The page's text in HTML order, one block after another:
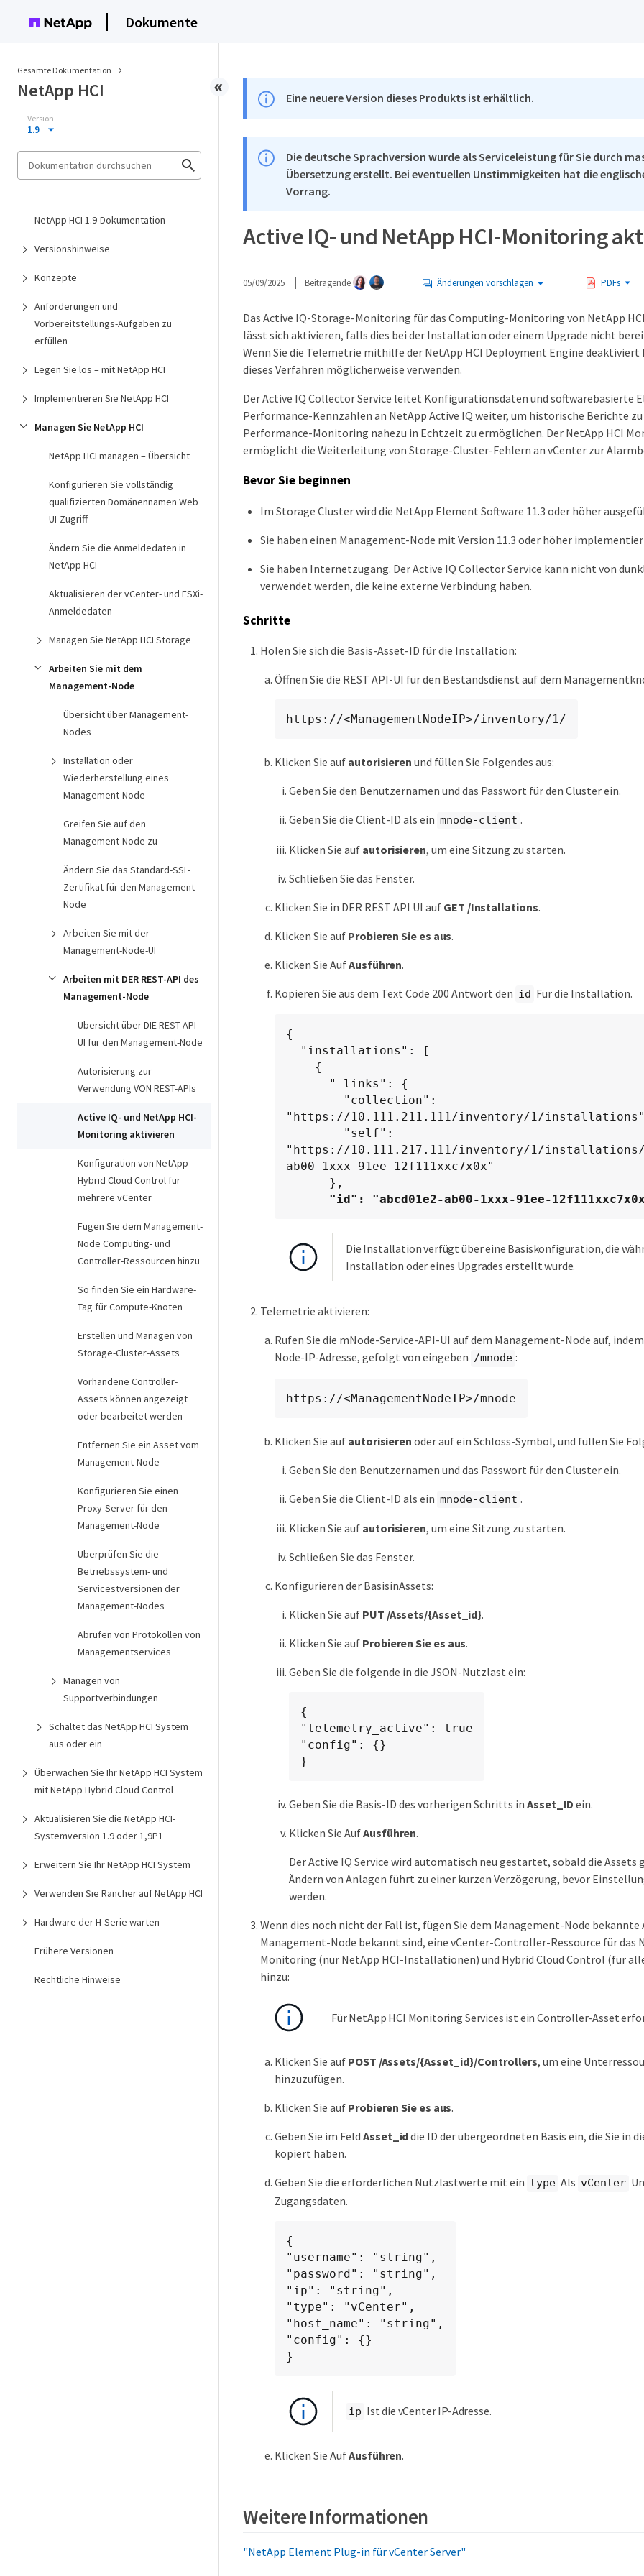
Dokumente
Gesamte Dokumentation
NetApp HCI
Version
1.9
NetApp HCI 1.9-Dokumentation
Versionshinweise
Konzepte
Anforderungen und
Vorbereitstellungs-Aufgaben zu
erfüllen
Legen Sie los – mit NetApp HCI
Implementieren Sie NetApp HCI
Managen Sie NetApp HCI
NetApp HCI managen – Übersicht
Konfigurieren Sie vollständig
qualifizierten Domänennamen Web
UI-Zugriff
Ändern Sie die Anmeldedaten in
NetApp HCI
Aktualisieren der vCenter- und ESXi-
Anmeldedaten
Managen Sie NetApp HCI Storage
Arbeiten Sie mit dem
Management-Node
Übersicht über Management-
Nodes
Installation oder
Wiederherstellung eines
Management-Node
Greifen Sie auf den
Management-Node zu
Ändern Sie das Standard-SSL-
Zertifikat für den Management-
Node
Arbeiten Sie mit der
Management-Node-UI
Arbeiten mit DER REST-API des
Management-Node
Übersicht über DIE REST-API-
UI für den Management-Node
Autorisierung zur
Verwendung VON REST-APIs
Active IQ- und NetApp HCI-
Monitoring aktivieren
Konfiguration von NetApp
Hybrid Cloud Control für
mehrere vCenter
Fügen Sie dem Management-
Node Computing- und
Controller-Ressourcen hinzu
So finden Sie ein Hardware-
Tag für Compute-Knoten
Erstellen und Managen von
Storage-Cluster-Assets
Vorhandene Controller-
Assets können angezeigt
oder bearbeitet werden
Entfernen Sie ein Asset vom
Management-Node
Konfigurieren Sie einen
Proxy-Server für den
Management-Node
Überprüfen Sie die
Betriebssystem- und
Servicestversionen der
Management-Nodes
Abrufen von Protokollen von
Managementservices
Managen von
Supportverbindungen
Schaltet das NetApp HCI System
aus oder ein
Überwachen Sie Ihr NetApp HCI System
mit NetApp Hybrid Cloud Control
Aktualisieren Sie die NetApp HCI-
Systemversion 1.9 oder 1,9P1
Erweitern Sie Ihr NetApp HCI System
Verwenden Sie Rancher auf NetApp HCI
Hardware der H-Serie warten
Frühere Versionen
Rechtliche Hinweise
Eine neuere Version dieses Produkts ist erhältlich.
Die deutsche Sprachversion wurde als Serviceleistung für Sie durch
Übersetzung erstellt. Bei eventuellen Unstimmigkeiten hat die
Vorrang.
Active IQ- und NetApp HCI-Monitoring
05/09/2025 Beitragende Änderungen vorschlagen PDFs
Das Active IQ-Storage-Monitoring für das Computing-Monitoring von NetApp
lässt sich aktivieren, falls dies bei der Installation oder einem Upgrade nicht
Wenn Sie die Telemetrie mithilfe der NetApp HCI Deployment Engine deaktiviert
dieses Verfahren möglicherweise verwenden.
Der Active IQ Collector Service leitet Konfigurationsdaten und softwarebasierte
Performance-Kennzahlen an NetApp Active IQ weiter, um historische Berichte
Performance-Monitoring nahezu in Echtzeit zu ermöglichen. Der NetApp HCI
ermöglicht die Weiterleitung von Storage-Cluster-Fehlern an vCenter zur
Bevor Sie beginnen
Im Storage Cluster wird die NetApp Element Software 11.3 oder höher
Sie haben einen Management-Node mit Version 11.3 oder höher
Sie haben Internetzugang. Der Active IQ Collector Service kann nicht von
verwendet werden, die keine externe Verbindung haben.
Schritte
Holen Sie sich die Basis-Asset-ID für die Installation:
Öffnen Sie die REST API-UI für den Bestandsdienst auf dem
https://<ManagementNodeIP>/inventory/1/
Klicken Sie auf autorisieren und füllen Sie Folgendes aus:
Geben Sie den Benutzernamen und das Passwort für den Cluster ein.
Geben Sie die Client-ID als ein mnode-client .
Klicken Sie auf autorisieren, um eine Sitzung zu starten.
Schließen Sie das Fenster.
Klicken Sie in DER REST API UI auf GET ​/Installations.
Klicken Sie auf Probieren Sie es aus.
Klicken Sie AufAusführen.
Kopieren Sie aus dem Text Code 200 Antwort den id Für die Installation.
{
"https://10.111.211.111/inventory/1/
"https://10.111.217.111/inventory/1/installations/
ab00-1xxx-91ee-12f111xxc7x0x"
"id": "abcd01e2-ab00-1xxx-91ee-
Die Installation verfügt über eine Basiskonfiguration, die
Installation oder eines Upgrades erstellt wurde.
Telemetrie aktivieren:
Rufen Sie die mNode-Service-API-UI auf dem Management-Node auf,
Node-IP-Adresse, gefolgt von eingeben /mnode :
https://<ManagementNodeIP>/mnode
Klicken Sie auf autorisieren oder auf ein Schloss-Symbol, und füllen Sie
Geben Sie den Benutzernamen und das Passwort für den Cluster ein.
Geben Sie die Client-ID als ein mnode-client .
Klicken Sie auf autorisieren, um eine Sitzung zu starten.
Schließen Sie das Fenster.
Konfigurieren der BasisinAssets:
Klicken Sie auf PUT /Assets/{Asset_id}.
Klicken Sie auf Probieren Sie es aus.
Geben Sie die folgende in die JSON-Nutzlast ein:
{
"telemetry_active": true
"config": {}
}
Geben Sie die Basis-ID des vorherigen Schritts in Asset_ID ein.
Klicken Sie AufAusführen.
Der Active IQ Service wird automatisch neu gestartet, sobald die Assets
Ändern von Anlagen führt zu einer kurzen Verzögerung, bevor
werden.
Wenn dies noch nicht der Fall ist, fügen Sie dem Management-Node bekannte
Management-Node bekannt sind, eine vCenter-Controller-Ressource für das
Monitoring (nur NetApp HCI-Installationen) und Hybrid Cloud Control (für
hinzu:
Für NetApp HCI Monitoring Services ist ein Controller-Asset
Klicken Sie auf POST /Assets/{Asset_id}/Controllers, um eine
hinzuzufügen.
Klicken Sie auf Probieren Sie es aus.
Geben Sie im Feld Asset_iddie ID der übergeordneten Basis ein, die Sie in
kopiert haben.
Geben Sie die erforderlichen Nutzlastwerte mit ein type Als vCenter
Zugangsdaten.
{
"username": "string",
"password": "string",
"ip": "string",
"type": "vCenter",
"host_name": "string",
"config": {}
}
ip Ist die vCenter IP-Adresse.
Klicken Sie AufAusführen.
Weitere Informationen
"NetApp Element Plug-in für vCenter Server"